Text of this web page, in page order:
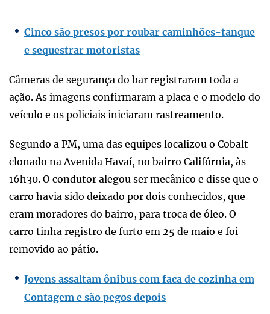
Cinco são presos por roubar caminhões-tanque
e sequestrar motoristas
Câmeras de segurança do bar registraram toda a
ação. As imagens confirmaram a placa e o modelo do
veículo e os policiais iniciaram rastreamento.
Segundo a PM, uma das equipes localizou o Cobalt
clonado na Avenida Havaí, no bairro Califórnia, às
16h30. O condutor alegou ser mecânico e disse que o
carro havia sido deixado por dois conhecidos, que
eram moradores do bairro, para troca de óleo. O
carro tinha registro de furto em 25 de maio e foi
removido ao pátio.
Jovens assaltam ônibus com faca de cozinha em
Contagem e são pegos depois